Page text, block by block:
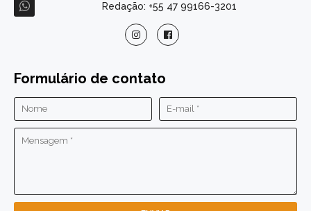
Redação: +55 47 99166-3201
Formulário de contato